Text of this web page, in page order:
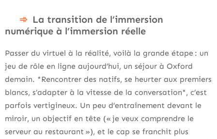
La transition de l’immersion
numérique à l’immersion réelle
Passer du virtuel à la réalité, voilà la grande étape : un
jeu de rôle en ligne aujourd’hui, un séjour à Oxford
demain. *Rencontrer des natifs, se heurter aux premiers
blancs, s’adapter à la vitesse de la conversation*, c’est
parfois vertigineux. Un peu d’entraînement devant le
miroir, un objectif en tête (« je veux comprendre le
serveur au restaurant »), et le cap se franchit plus